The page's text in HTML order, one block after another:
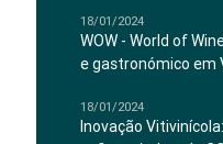
18/01/2024
WOW - World of
e gastronómico em
18/01/2024
Inovação